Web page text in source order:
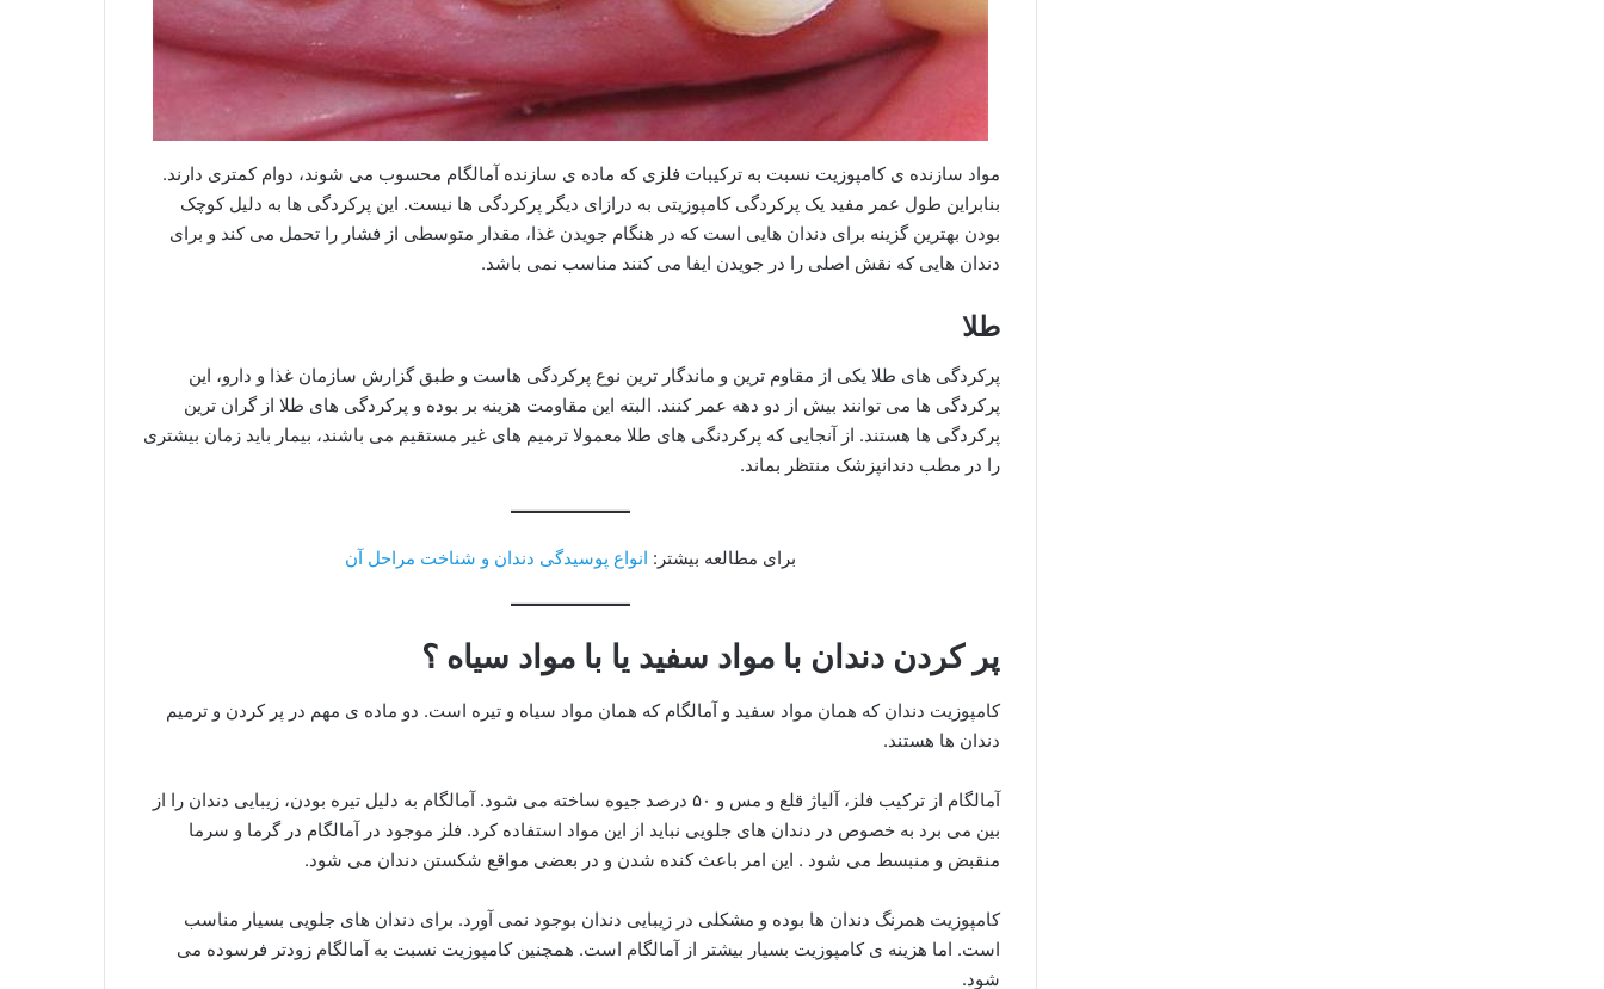
مواد سازنده ی کامپوزیت نسبت به ترکیبات فلزی که ماده ی سازنده آمالگام محسوب می شوند، دوام کمتری دارند.
بنابراین طول عمر مفید یک پرکردگی کامپوزیتی به درازای دیگر پرکردگی ها نیست. این پرکردگی ها به دلیل کوچک
بودن بهترین گزینه برای دندان هایی است که در هنگام جویدن غذا، مقدار متوسطی از فشار را تحمل می کند و برای
دندان هایی که نقش اصلی را در جویدن ایفا می کنند مناسب نمی باشد.
طلا
پرکردگی های طلا یکی از مقاوم ترین و ماندگار ترین نوع پرکردگی هاست و طبق گزارش سازمان غذا و دارو، این
پرکردگی ها می توانند بیش از دو دهه عمر کنند. البته این مقاومت هزینه بر بوده و پرکردگی های طلا از گران ترین
پرکردگی ها هستند. از آنجایی که پرکردنگی های طلا معمولا ترمیم های غیر مستقیم می باشند، بیمار باید زمان بیشتری
را در مطب دندانپزشک منتظر بماند.
برای مطالعه بیشتر: انواع پوسیدگی دندان و شناخت مراحل آن
پر کردن دندان با مواد سفید یا با مواد سیاه ؟
کامپوزیت دندان که همان مواد سفید و آمالگام که همان مواد سیاه و تیره است. دو ماده ی مهم در پر کردن و ترمیم
دندان ها هستند.
آمالگام از ترکیب فلز، آلیاژ قلع و مس و ۵۰ درصد جیوه ساخته می شود. آمالگام به دلیل تیره بودن، زیبایی دندان را از
بین می برد به خصوص در دندان های جلویی نباید از این مواد استفاده کرد. فلز موجود در آمالگام در گرما و سرما
منقبض و منبسط می شود . این امر باعث کنده شدن و در بعضی مواقع شکستن دندان می شود.
کامپوزیت همرنگ دندان ها بوده و مشکلی در زیبایی دندان بوجود نمی آورد. برای دندان های جلویی بسیار مناسب
است. اما هزینه ی کامپوزیت بسیار بیشتر از آمالگام است. همچنین کامپوزیت نسبت به آمالگام زودتر فرسوده می
شود.